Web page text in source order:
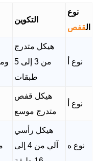
نوع
القفص
التكوين
نوع أ
هيكل متدرج
من 3 إلى 5
طبقات
نوع أ
هيكل قفص
متدرج موسع
نوع ه
هيكل رأسي
آلي من 4 إلى